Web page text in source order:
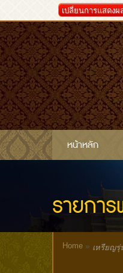
เปลี่ยนการแสดงผ
หน้าหลัก
รายกา
Home » เหรียญ